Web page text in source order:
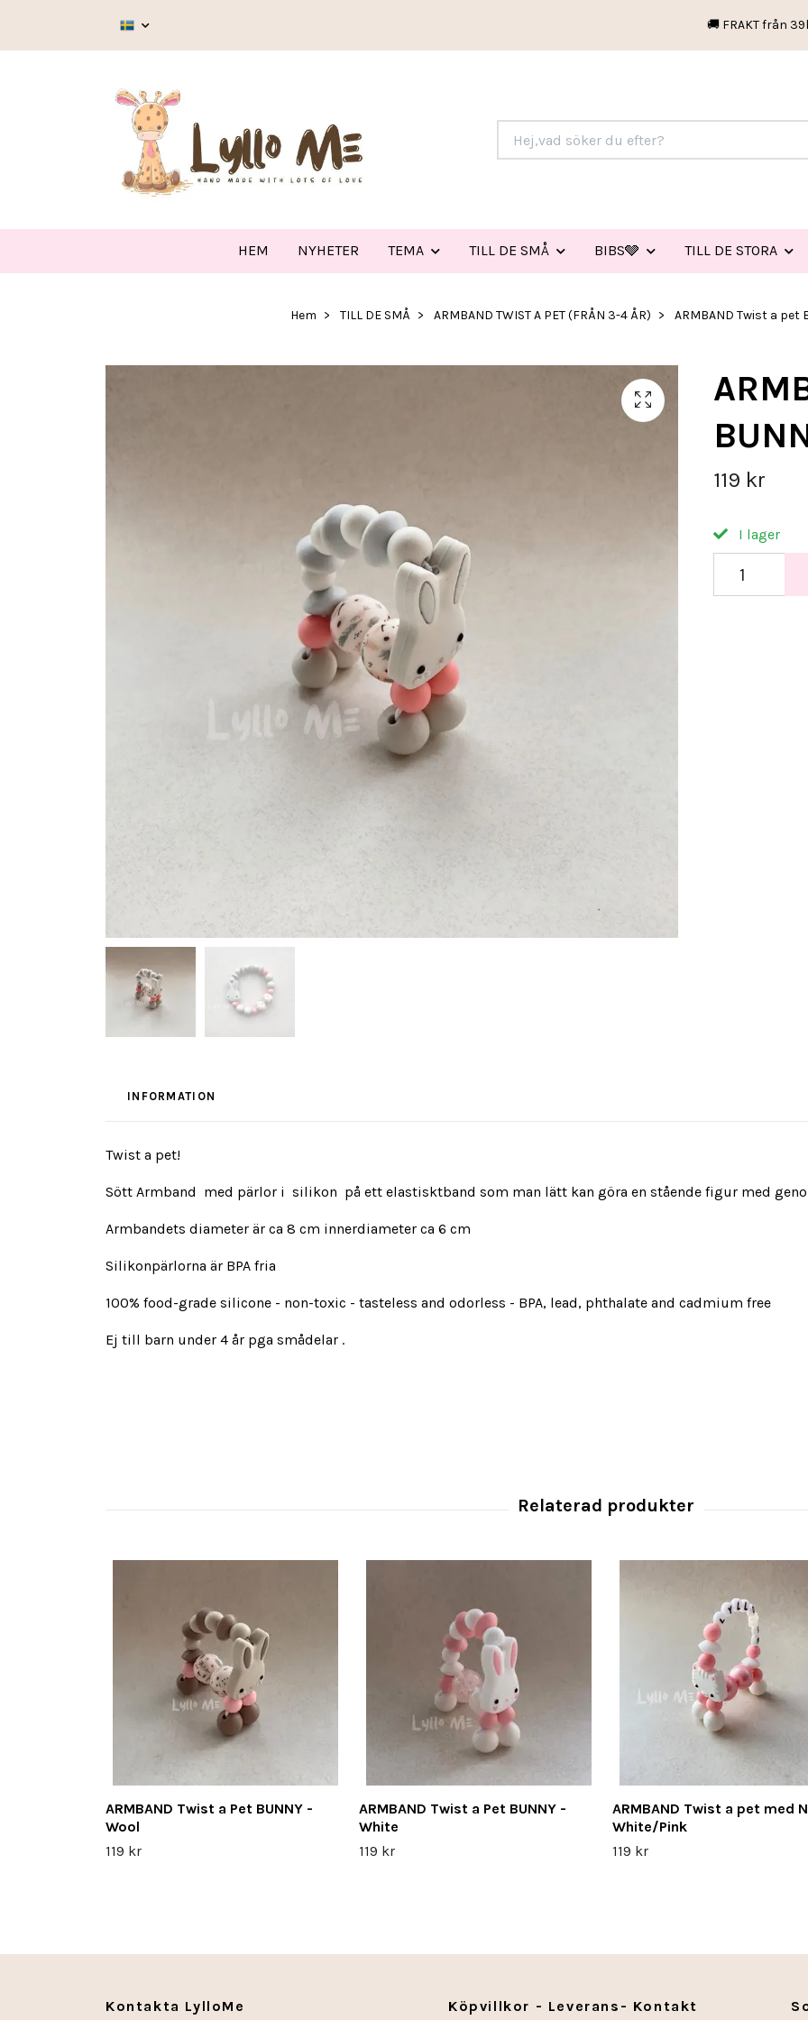
🚚 FRAKT från
HEM NYHETER TEMA TILL DE SMÅ BIBS🩶 TILL DE STORA
Hem TILL DE SMÅ ARMBAND TWIST A PET (FRÅN 3-4 ÅR) ARMBAND Twist a pet
119 kr
I lager
INFORMATION
Twist a pet!
Sött Armband med pärlor i silikon på ett elastisktband som man lätt kan göra en stående figur med
Armbandets diameter är ca 8 cm innerdiameter ca 6 cm
Silikonpärlorna är BPA fria
100% food-grade silicone - non-toxic - tasteless and odorless - BPA, lead, phthalate and cadmium free
Ej till barn under 4 år pga smådelar .
ARMBAND Twist a Pet BUNNY -
Wool
119 kr
ARMBAND Twist a Pet BUNNY -
White
119 kr
ARMBAND Twist a pet med
White/Pink
119 kr
Kontakta LylloMe Köpvillkor - Leverans- Kontakt